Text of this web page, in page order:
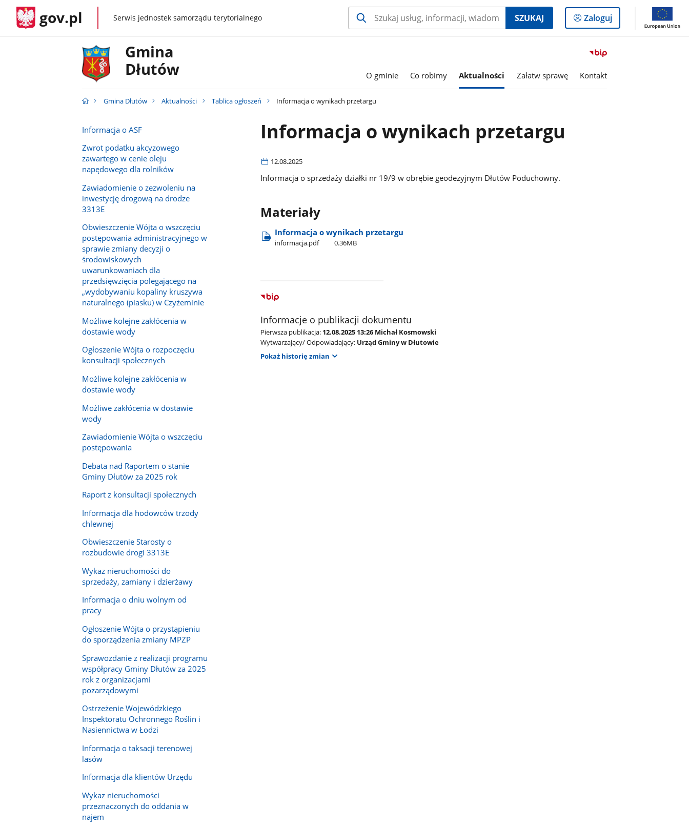
gov.pl gov.plSerwis jednostek samorządu terytorialnego SZUKAJ
Logowanie
do
Zaloguj
Przejdź
serwisu
Gmina
Dłutów
O gminie Co robimy Aktualności Załatw sprawę Kontakt
Gmina Dłutów Aktualności Tablica ogłoszeń Informacja o wynikach przetargu
Informacja o ASF
Zwrot podatku akcyzowego
zawartego w cenie oleju
napędowego dla rolników
Zawiadomienie o zezwoleniu na
inwestycję drogową na drodze
3313E
Obwieszczenie Wójta o wszczęciu
postępowania administracyjnego w
sprawie zmiany decyzji o
środowiskowych
uwarunkowaniach dla
przedsięwzięcia polegającego na
„wydobywaniu kopaliny kruszywa
naturalnego (piasku) w Czyżeminie
Możliwe kolejne zakłócenia w
dostawie wody
Ogłoszenie Wójta o rozpoczęciu
konsultacji społecznych
Możliwe kolejne zakłócenia w
dostawie wody
Możliwe zakłócenia w dostawie
wody
Zawiadomienie Wójta o wszczęciu
postępowania
Debata nad Raportem o stanie
Gminy Dłutów za 2025 rok
Raport z konsultacji społecznych
Informacja dla hodowców trzody
chlewnej
Obwieszczenie Starosty o
rozbudowie drogi 3313E
Wykaz nieruchomości do
sprzedaży, zamiany i dzierżawy
Informacja o dniu wolnym od
pracy
Ogłoszenie Wójta o przystąpieniu
do sporządzenia zmiany MPZP
Sprawozdanie z realizacji programu
współpracy Gminy Dłutów za 2025
rok z organizacjami
pozarządowymi
Ostrzeżenie Wojewódzkiego
Inspektoratu Ochronnego Roślin i
Nasiennictwa w Łodzi
Informacja o taksacji terenowej
lasów
Informacja dla klientów Urzędu
Wykaz nieruchomości
przeznaczonych do oddania w
najem
Informacja o wynikach przetargu
12.08.2025
Informacja o sprzedaży działki nr 19/9 w obrębie geodezyjnym Dłutów Poduchowny.
Materiały
Informacja o wynikach przetargu
informacja.pdf 0.36MB
Informacje o publikacji dokumentu
Pierwsza publikacja: 12.08.2025 13:26 Michał Kosmowski
Wytwarzający/ Odpowiadający: Urząd Gminy w Dłutowie
Pokaż historię zmian